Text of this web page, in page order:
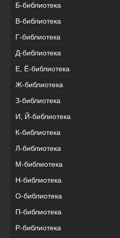
Б-библиотека
В-библиотека
Г-библиотека
Д-библиотека
Е, Ё-библиотека
Ж-библиотека
З-библиотека
И, Й-библиотека
К-библиотека
Л-библиотека
М-библиотека
Н-библиотека
О-библиотека
П-библиотека
Р-библиотека